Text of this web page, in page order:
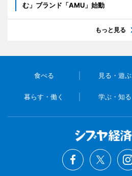
む」ブランド「AMU」始動
もっと見る
食べる 見る・遊ぶ
暮らす・働く 学ぶ・知る